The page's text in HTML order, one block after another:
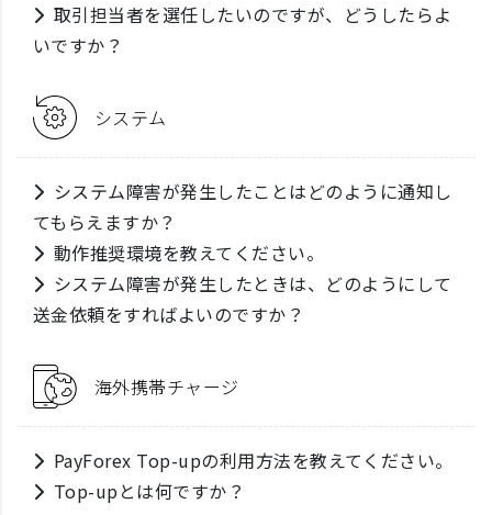
取引担当者を選任したいのですが、どうしたらよ
いですか？
システム
システム障害が発生したことはどのように通知し
てもらえますか？
動作推奨環境を教えてください。
システム障害が発生したときは、どのようにして
送金依頼をすればよいのですか？
海外携帯チャージ
PayForex Top-upの利用方法を教えてください。
Top-upとは何ですか？